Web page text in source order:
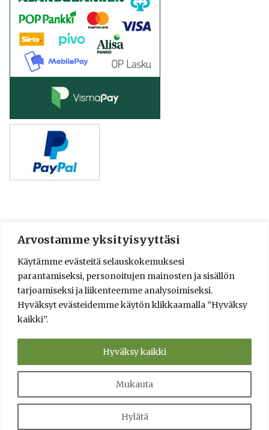
Arvostamme yksityisyyttäsi
Käytämme evästeitä selauskokemuksesi
parantamiseksi, personoitujen mainosten ja sisällön
tarjoamiseksi ja liikenteemme analysoimiseksi.
Hyväksyt evästeidemme käytön klikkaamalla ”Hyväksy
kaikki”.
Mukauta
Hylätä
Hyväksy kaikki
© 2016-2025 Lassi A. Liikkanen
info@saunologia.fi
Facebook
LinkedIn
Instagram
Brief in English
Yksityisyyden suoja ja toimitusehdot
Kysy!Tietolähteet